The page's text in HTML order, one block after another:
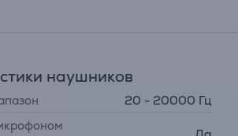
наушников
20 - 20000 Гц